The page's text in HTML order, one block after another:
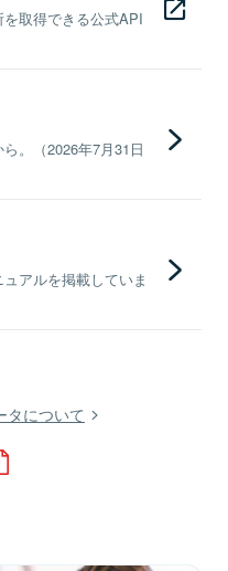
取得できる公式API
。（2026年7月31日
アルを掲載していま
タについて